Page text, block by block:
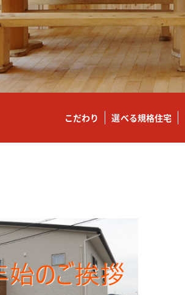
こだわり 選べる規格住宅